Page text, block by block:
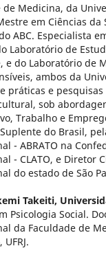
de Medicina, da
em Ciências
ABC. Especialista
Laboratório de
e do Laboratório de
ambos da
práticas e
sob
Trabalho e
do Brasil,
- ABRATO na
- CLATO, e Diretor
do estado de São
Takeiti,
Psicologia Social.
da Faculdade de